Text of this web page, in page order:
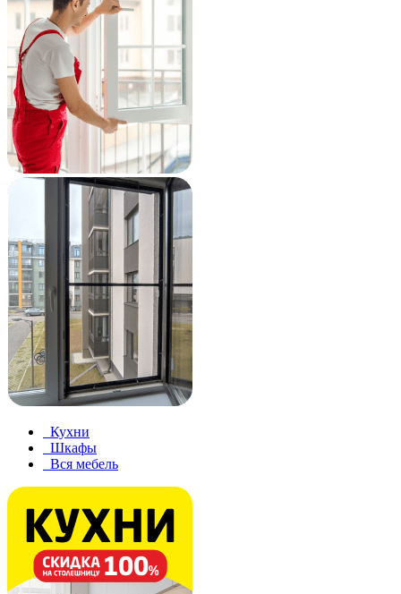
Кухни
Шкафы
Вся мебель